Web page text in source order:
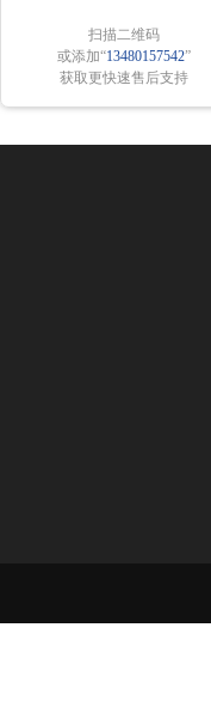
扫描二维码
或添加“13480157542”
获取更快速售后支持